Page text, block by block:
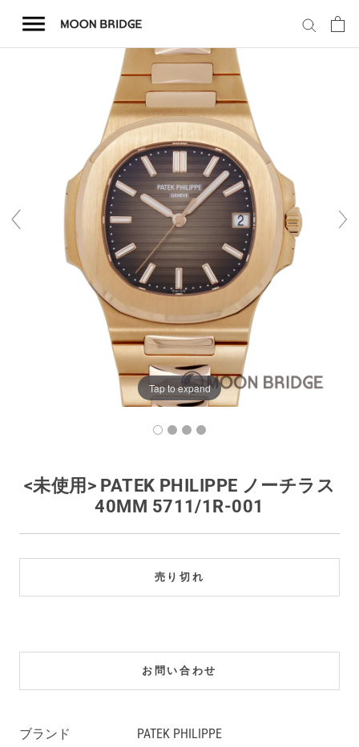
テ
会社概要
Tap to expand
<未使用> PATEK PHILIPPE ノーチラス
40MM 5711/1R-001
売り切れ
お問い合わせ
ブランド PATEK PHILIPPE